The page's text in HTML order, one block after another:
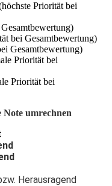
Priorität bei
bei Gesamtbewertung)
Gesamtbewertung)
Priorität bei
Priorität bei
umrechnen
Herausragend